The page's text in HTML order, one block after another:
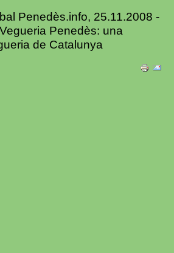
Penedès.info, 25.11.2008 -
Penedès: una
de Catalunya